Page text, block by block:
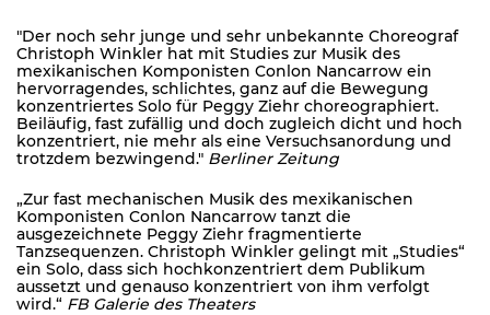
"Der noch sehr junge und sehr unbekannte Choreograf
Christoph Winkler hat mit Studies zur Musik des
mexikanischen Komponisten Conlon Nancarrow ein
hervorragendes, schlichtes, ganz auf die Bewegung
konzentriertes Solo für Peggy Ziehr choreographiert.
Beiläufig, fast zufällig und doch zugleich dicht und hoch
konzentriert, nie mehr als eine Versuchsanordung und
trotzdem bezwingend." Berliner Zeitung
„Zur fast mechanischen Musik des mexikanischen
Komponisten Conlon Nancarrow tanzt die
ausgezeichnete Peggy Ziehr fragmentierte
Tanzsequenzen. Christoph Winkler gelingt mit „Studies“
ein Solo, dass sich hochkonzentriert dem Publikum
aussetzt und genauso konzentriert von ihm verfolgt
wird.“ FB Galerie des Theaters